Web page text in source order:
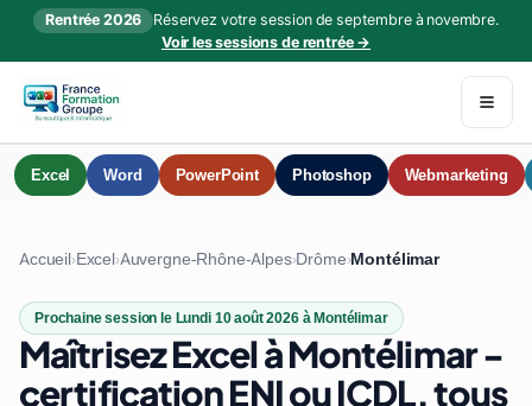
Rentrée 2026
Réservez votre session de septembre à novembre.
Voir les sessions de rentrée →
Excel Word PowerPoint Photoshop Webmarketing
Accueil›Excel›Auvergne-Rhône-Alpes›Drôme›Montélimar
Prochaine session le Lundi 10 août 2026 à Montélimar
Maîtrisez Excel à Montélimar -
certification ENI ou ICDL, tous